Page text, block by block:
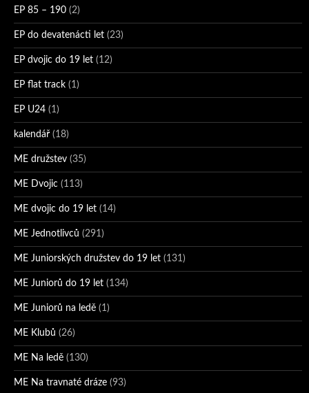
EP 85 – 190 (2)
EP do devatenácti let (23)
EP dvojic do 19 let (12)
EP flat track (1)
EP U24 (1)
kalendář (18)
ME družstev (35)
ME Dvojic (113)
ME dvojic do 19 let (14)
ME Jednotlivců (291)
ME Juniorských družstev do 19 let (131)
ME Juniorů do 19 let (134)
ME Juniorů na ledě (1)
ME Klubů (26)
ME Na ledě (130)
ME Na travnaté dráze (93)